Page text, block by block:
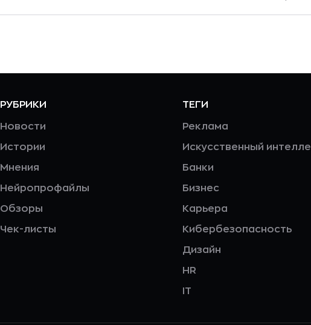
РУБРИКИ
Новости
Истории
Мнения
Нейропрофайлы
Обзоры
Чек-листы
ТЕГИ
Реклама
Искусственный
Банки
Бизнес
Карьера
Кибербезопасность
Дизайн
HR
IT